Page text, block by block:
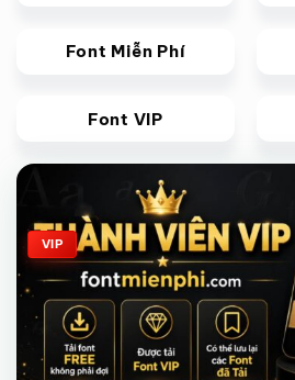
Font Miễn Phí
Font VIP
Giảm giá!
VIP